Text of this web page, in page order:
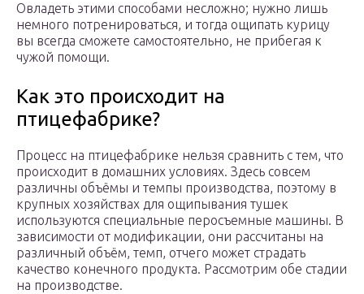
Овладеть этими способами несложно; нужно лишь
немного потренироваться, и тогда ощипать курицу
вы всегда сможете самостоятельно, не прибегая к
чужой помощи.
Как это происходит на
птицефабрике?
Процесс на птицефабрике нельзя сравнить с тем, что
происходит в домашних условиях. Здесь совсем
различны объёмы и темпы производства, поэтому в
крупных хозяйствах для ощипывания тушек
используются специальные перосъемные машины. В
зависимости от модификации, они рассчитаны на
различный объём, темп, отчего может страдать
качество конечного продукта. Рассмотрим обе стадии
на производстве.